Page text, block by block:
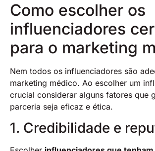
Como escolher os
influenciadores
para o marketing
Nem todos os influenciadores são
marketing médico. Ao escolher um
crucial considerar alguns fatores que
parceria seja eficaz e ética.
1. Credibilidade e